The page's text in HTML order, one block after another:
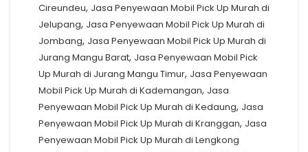
Cireundeu, Jasa Penyewaan Mobil Pick Up Murah di
Jelupang, Jasa Penyewaan Mobil Pick Up Murah di
Jombang, Jasa Penyewaan Mobil Pick Up Murah di
Jurang Mangu Barat, Jasa Penyewaan Mobil Pick
Up Murah di Jurang Mangu Timur, Jasa Penyewaan
Mobil Pick Up Murah di Kademangan, Jasa
Penyewaan Mobil Pick Up Murah di Kedaung, Jasa
Penyewaan Mobil Pick Up Murah di Kranggan, Jasa
Penyewaan Mobil Pick Up Murah di Lengkong